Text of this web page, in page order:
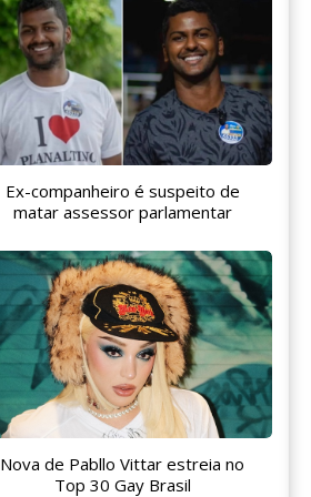
Ex-companheiro é suspeito de
matar assessor parlamentar
Nova de Pabllo Vittar estreia no
Top 30 Gay Brasil